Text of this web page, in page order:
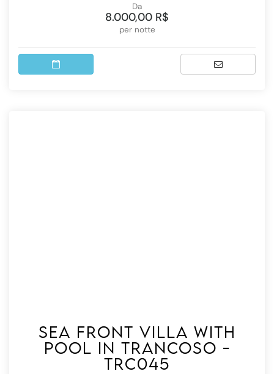
Da
8.000,00 R$
per notte
Sea front villa with
pool in Trancoso -
Trc045